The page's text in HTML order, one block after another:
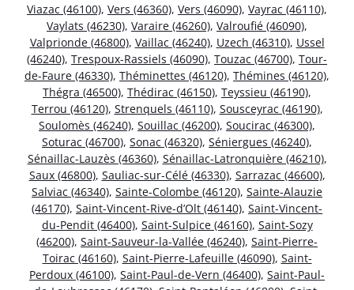
Viazac (46100), Vers (46360), Vers (46090), Vayrac (46110),
Vaylats (46230), Varaire (46260), Valroufié (46090),
Valprionde (46800), Vaillac (46240), Uzech (46310), Ussel
(46240), Trespoux-Rassiels (46090), Touzac (46700), Tour-
de-Faure (46330), Théminettes (46120), Thémines (46120),
Thégra (46500), Thédirac (46150), Teyssieu (46190),
Terrou (46120), Strenquels (46110), Sousceyrac (46190),
Soulomès (46240), Souillac (46200), Soucirac (46300),
Soturac (46700), Sonac (46320), Séniergues (46240),
Sénaillac-Lauzès (46360), Sénaillac-Latronquière (46210),
Saux (46800), Sauliac-sur-Célé (46330), Sarrazac (46600),
Salviac (46340), Sainte-Colombe (46120), Sainte-Alauzie
(46170), Saint-Vincent-Rive-d’Olt (46140), Saint-Vincent-
du-Pendit (46400), Saint-Sulpice (46160), Saint-Sozy
(46200), Saint-Sauveur-la-Vallée (46240), Saint-Pierre-
Toirac (46160), Saint-Pierre-Lafeuille (46090), Saint-
Perdoux (46100), Saint-Paul-de-Vern (46400), Saint-Paul-